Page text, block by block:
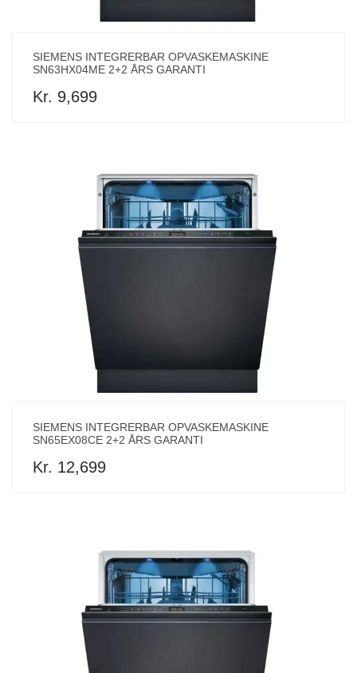
SIEMENS INTEGRERBAR OPVASKEMASKINE
SN63HX04ME 2+2 ÅRS GARANTI
Kr. 9,699
SIEMENS INTEGRERBAR OPVASKEMASKINE
SN65EX08CE 2+2 ÅRS GARANTI
Kr. 12,699